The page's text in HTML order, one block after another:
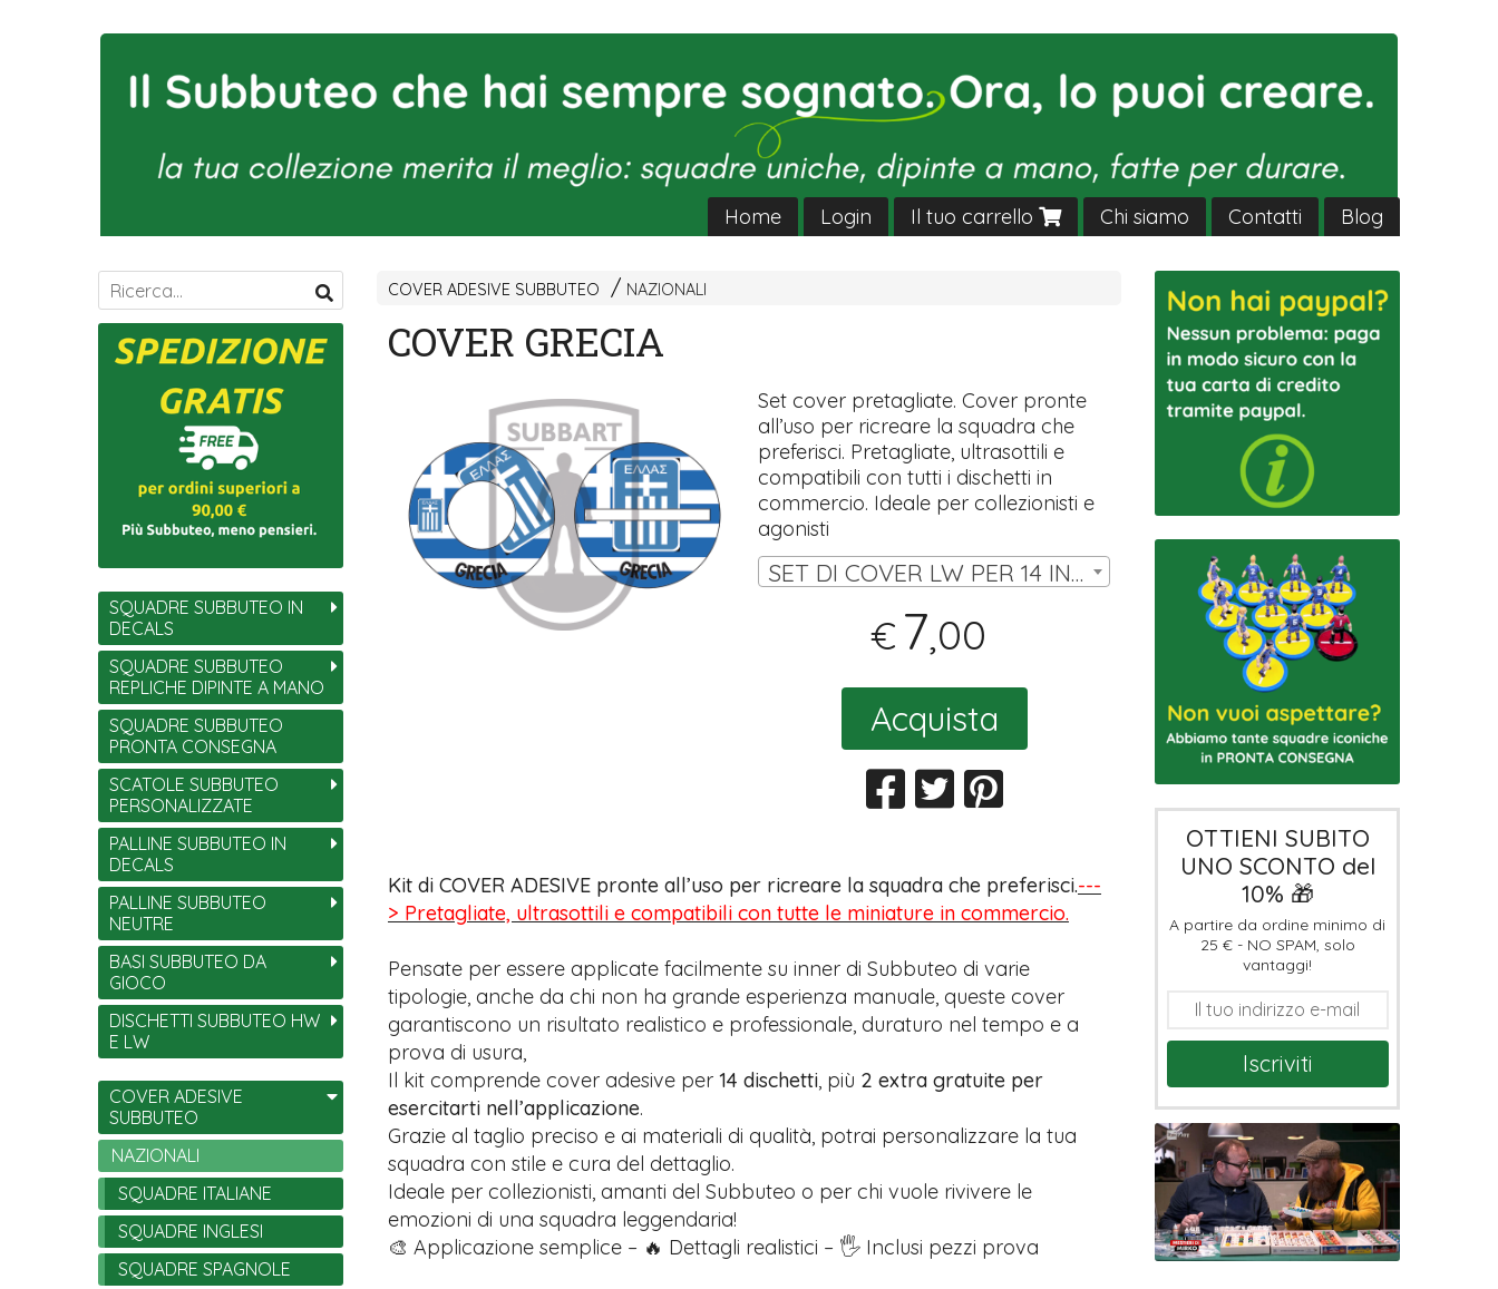
Home Login Il tuo carrello Chi siamo Contatti Blog
COVER ADESIVE SUBBUTEO NAZIONALI
COVER GRECIA
Set cover pretagliate. Cover pronte
all’uso per ricreare la squadra che
preferisci. Pretagliate, ultrasottili e
compatibili con tutti i dischetti in
commercio. Ideale per collezionisti e
agonisti
SET DI COVER LW PER 14 INNER | € 7,00
€ 7,00
Acquista
Kit di COVER ADESIVE pronte all’uso per ricreare la squadra che preferisci.---
> Pretagliate, ultrasottili e compatibili con tutte le miniature in commercio.
Pensate per essere applicate facilmente su inner di Subbuteo di varie
tipologie, anche da chi non ha grande esperienza manuale, queste cover
garantiscono un risultato realistico e professionale, duraturo nel tempo e a
prova di usura,
Il kit comprende cover adesive per 14 dischetti, più 2 extra gratuite per
esercitarti nell’applicazione.
Grazie al taglio preciso e ai materiali di qualità, potrai personalizzare la tua
squadra con stile e cura del dettaglio.
Ideale per collezionisti, amanti del Subbuteo o per chi vuole rivivere le
emozioni di una squadra leggendaria!
🎨 Applicazione semplice – 🔥 Dettagli realistici – 🖐️ Inclusi pezzi prova
SQUADRE SUBBUTEO IN
DECALS
SQUADRE SUBBUTEO
REPLICHE DIPINTE A MANO
SQUADRE SUBBUTEO
PRONTA CONSEGNA
SCATOLE SUBBUTEO
PERSONALIZZATE
PALLINE SUBBUTEO IN
DECALS
PALLINE SUBBUTEO
NEUTRE
BASI SUBBUTEO DA
GIOCO
DISCHETTI SUBBUTEO HW
E LW
COVER ADESIVE
SUBBUTEO
NAZIONALI
SQUADRE ITALIANE
SQUADRE INGLESI
SQUADRE SPAGNOLE
OTTIENI SUBITO
UNO SCONTO del
10% 🎁
A partire da ordine minimo di
25 € - NO SPAM, solo
vantaggi!
Iscriviti